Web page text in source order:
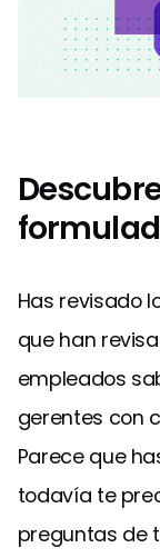
Has revisado
que han
empleados
gerentes con
Parece que
todavía te
preguntas de